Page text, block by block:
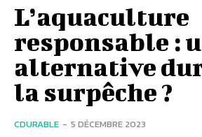
L’aquaculture
responsable :
alternative
la surpêche ?
CDURABLE - 5 DÉCEMBRE 2023